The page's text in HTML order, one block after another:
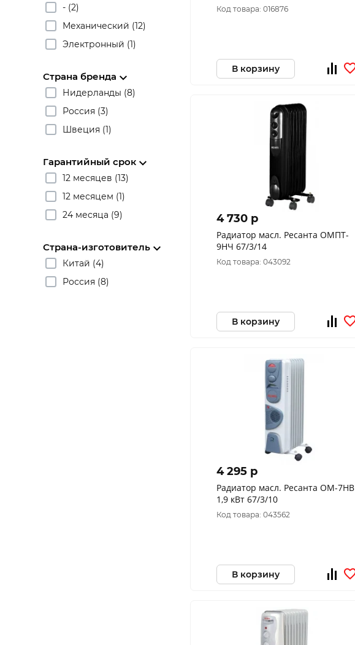
- (2)
Механический (12)
Электронный (1)
Страна бренда
Нидерланды (8)
Россия (3)
Швеция (1)
Гарантийный срок
12 месяцев (13)
12 месяцем (1)
24 месяца (9)
Страна-изготовитель
Китай (4)
Россия (8)
Код товара: 016876
В корзину
4 730 p
Радиатор масл. Ресанта ОМПТ-
9НЧ 67/3/14
Код товара: 043092
В корзину
4 295 p
Радиатор масл. Ресанта ОМ-7НВ
1,9 кВт 67/3/10
Код товара: 043562
В корзину